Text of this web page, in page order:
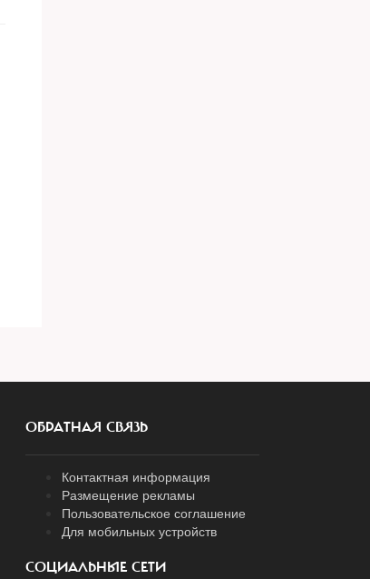
ОБРАТНАЯ СВЯЗЬ
Контактная информация
Размещение рекламы
Пользовательское соглашение
Для мобильных устройств
СОЦИАЛЬНЫЕ СЕТИ